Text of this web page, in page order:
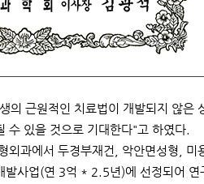
의 근원적인 치료법이 개발되지 않은
수 있을 것으로 기대한다"고 하였다.
외과에서 두경부재건, 악안면성형,
발사업(연 3억 * 2.5년)에 선정되어 연